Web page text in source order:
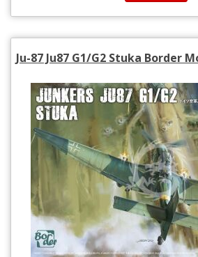
Ju-87 Ju87 G1/G2 Stuka Border